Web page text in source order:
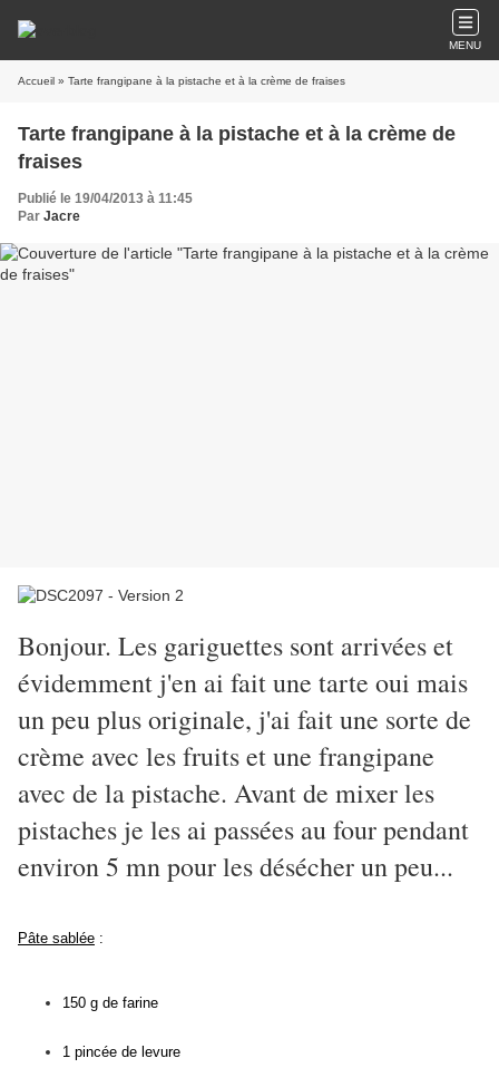
MENU
Accueil » Tarte frangipane à la pistache et à la crème de fraises
Tarte frangipane à la pistache et à la crème de
fraises
Publié le 19/04/2013 à 11:45
Par Jacre
Bonjour. Les gariguettes sont arrivées et
évidemment j'en ai fait une tarte oui mais
un peu plus originale, j'ai fait une sorte de
crème avec les fruits et une frangipane
avec de la pistache. Avant de mixer les
pistaches je les ai passées au four pendant
environ 5 mn pour les désécher un peu...
Pâte sablée :
150 g de farine
1 pincée de levure